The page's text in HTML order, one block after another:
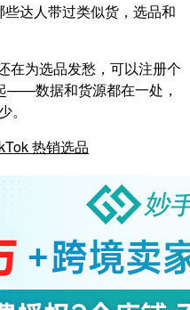
达人带过类似货，选品和
在为选品发愁，可以注册个
——数据和货源都在一处，
热销选品